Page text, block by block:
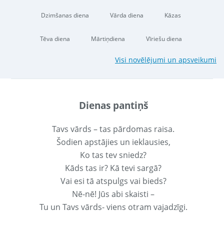
Dzimšanas diena Vārda diena Kāzas
Tēva diena Mārtiņdiena Vīriešu diena
Visi novēlējumi un apsveikumi
Dienas pantiņš
Tavs vārds – tas pārdomas raisa.
Šodien apstājies un ieklausies,
Ko tas tev sniedz?
Kāds tas ir? Kā tevi sargā?
Vai esi tā atspulgs vai bieds?
Nē-nē! Jūs abi skaisti –
Tu un Tavs vārds- viens otram vajadzīgi.